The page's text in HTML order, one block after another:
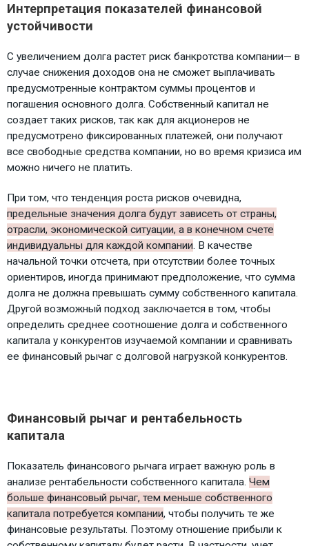
Интерпретация показателей финансовой
устойчивости
С увеличением долга растет риск банкротства компании— в
случае снижения доходов она не сможет выплачивать
предусмотренные контрактом суммы процентов и
погашения основного долга. Собственный капитал не
создает таких рисков, так как для акционеров не
предусмотрено фиксированных платежей, они получают
все свободные средства компании, но во время кризиса им
можно ничего не платить.
При том, что тенденция роста рисков очевидна,
предельные значения долга будут зависеть от страны,
отрасли, экономической ситуации, а в конечном счете
индивидуальны для каждой компании. В качестве
начальной точки отсчета, при отсутствии более точных
ориентиров, иногда принимают предположение, что сумма
долга не должна превышать сумму собственного капитала.
Другой возможный подход заключается в том, чтобы
определить среднее соотношение долга и собственного
капитала у конкурентов изучаемой компании и сравнивать
ее финансовый рычаг с долговой нагрузкой конкурентов.
Финансовый рычаг и рентабельность
капитала
Показатель финансового рычага играет важную роль в
анализе рентабельности собственного капитала. Чем
больше финансовый рычаг, тем меньше собственного
капитала потребуется компании, чтобы получить те же
финансовые результаты. Поэтому отношение прибыли к